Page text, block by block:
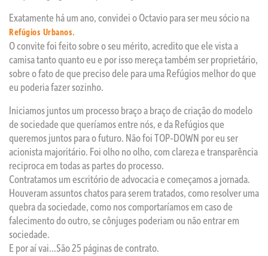
Exatamente há um ano, convidei o Octavio para ser meu sócio na
Refúgios Urbanos.
O convite foi feito sobre o seu mérito, acredito que ele vista a
camisa tanto quanto eu e por isso mereça também ser proprietário,
sobre o fato de que preciso dele para uma Refúgios melhor do que
eu poderia fazer sozinho.
Iniciamos juntos um processo braço a braço de criação do modelo
de sociedade que queríamos entre nós, e da Refúgios que
queremos juntos para o futuro. Não foi TOP-DOWN por eu ser
acionista majoritário. Foi olho no olho, com clareza e transparência
reciproca em todas as partes do processo.
Contratamos um escritório de advocacia e começamos a jornada.
Houveram assuntos chatos para serem tratados, como resolver uma
quebra da sociedade, como nos comportaríamos em caso de
falecimento do outro, se cônjuges poderiam ou não entrar em
sociedade.
E por aí vai…São 25 páginas de contrato.